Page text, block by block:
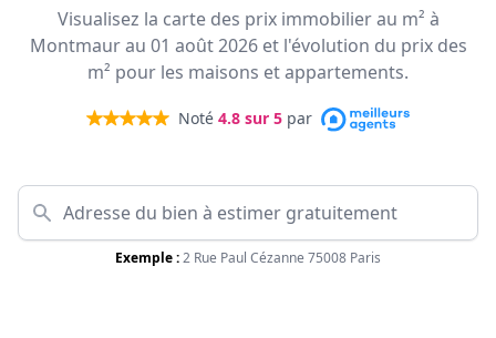
Visualisez la carte des prix immobilier au m² à
Montmaur au 01 août 2026 et l'évolution du prix des
m² pour les maisons et appartements.
Noté 4.8 sur 5 par
Exemple :2 Rue Paul Cézanne 75008 Paris